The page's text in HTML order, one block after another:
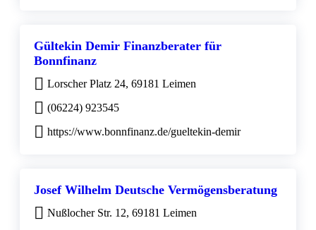
Gültekin Demir Finanzberater für
Bonnfinanz
Lorscher Platz 24, 69181 Leimen
(06224) 923545
https://www.bonnfinanz.de/gueltekin-demir
Josef Wilhelm Deutsche Vermögensberatung
Nußlocher Str. 12, 69181 Leimen